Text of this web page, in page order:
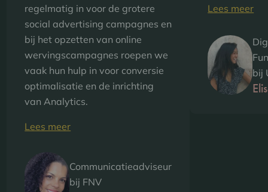
regelmatig in voor de grotere
social advertising campagnes en
bij het opzetten van online
wervingscampagnes roepen we
vaak hun hulp in voor conversie
optimalisatie en de inrichting
van Analytics.
Lees meer
Communicatieadviseur
bij FNV
Lees meer
bij